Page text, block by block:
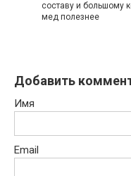
составу и большому
мед полезнее
Добавить
Имя
Email